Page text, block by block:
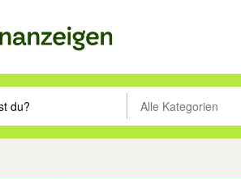
Eingabetaste drücken um zu suchen,
Alle Kategorien